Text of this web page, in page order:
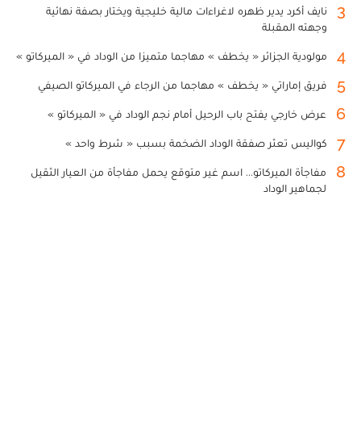
3
نايف أكرد يدير ظهره لاغراءات مالية خليجية ويختار بصفة نهائية
وجهته المقبلة
4 مولودية الجزائر « يخطف » مهاجما متميزا من الوداد في « الميركاتو »
5 فريق إماراتي « يخطف » مهاجما من الرجاء في الميركاتو الصيفي
6 عرض خارجي يفتح باب الرحيل أمام نجم الوداد في « الميركاتو »
7 كواليس تعثر صفقة الوداد الضخمة بسبب « شرط واحد »
8
مفاجأة الميركاتو... اسم غير متوقع يحمل مفاجأة من العيار الثقيل
لجماهير الوداد